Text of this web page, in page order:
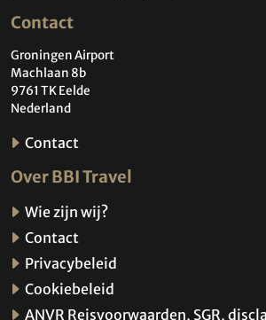
Contact
Groningen Airport
Machlaan 8b
9761 TK Eelde
Nederland
Contact
Over BBI Travel
Wie zijn wij?
Contact
Privacybeleid
Cookiebeleid
ANVR Reisvoorwaarden, SGR,